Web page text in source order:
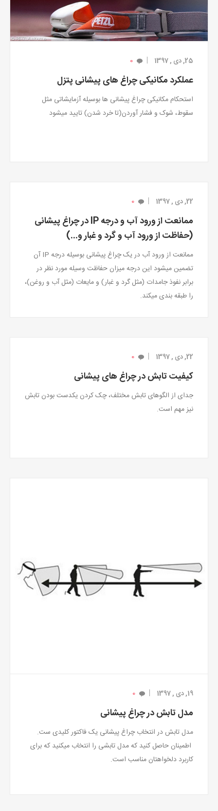
25, دی , 1397 0
عملکرد مکانیکی چراغ های پیشانی پتزل
استحکام مکانیکی چراغ پیشانی ها بوسیله آزمایشاتی مثل
سقوط، شوک و فشار آوردن(تا خرد شدن) تایید میشود
22, دی , 1397 0
ممانعت از ورود آب و درجه IP در چراغ پیشانی
(حفاظت از ورود آب و گرد و غبار و...)
ممانعت از ورود آب در یک چراغ پیشانی بوسیله درجه IP آن
تضمین میشود این درجه میزان حفاظت وسیله مورد نظر در
برابر نفوذ جامدات (مثل گرد و غبار) و مایعات (مثل آب و روغن)،
را طبقه بندی میکند.
22, دی , 1397 0
کیفیت تابش در چراغ های پیشانی
جدای از الگوهای تابش مختلف، چک کردن یکدست بودن تابش
نیز مهم است.
19, دی , 1397 0
مدل تابش در چراغ پیشانی
مدل تابش در انتخاب چراغ پیشانی یک فاکتور کلیدی ست.
اطمینان حاصل کنید که مدل تابشی را انتخاب میکنید که برای
کاربرد دلخواهتان مناسب است.